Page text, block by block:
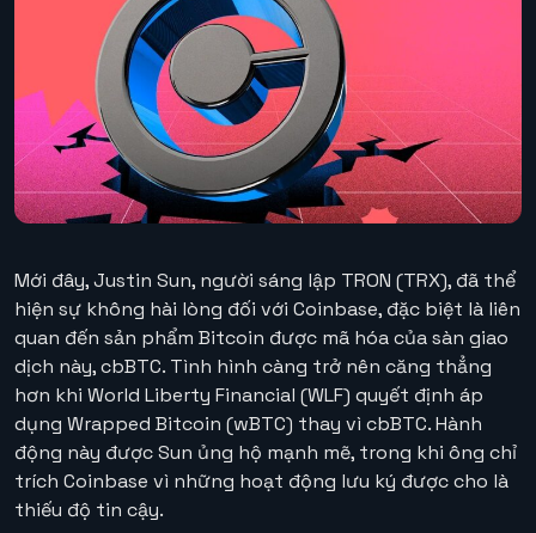
Mới đây, Justin Sun, người sáng lập TRON (TRX), đã thể
hiện sự không hài lòng đối với Coinbase, đặc biệt là liên
quan đến sản phẩm Bitcoin được mã hóa của sàn giao
dịch này, cbBTC. Tình hình càng trở nên căng thẳng
hơn khi World Liberty Financial (WLF) quyết định áp
dụng Wrapped Bitcoin (wBTC) thay vì cbBTC. Hành
động này được Sun ủng hộ mạnh mẽ, trong khi ông chỉ
trích Coinbase vì những hoạt động lưu ký được cho là
thiếu độ tin cậy.